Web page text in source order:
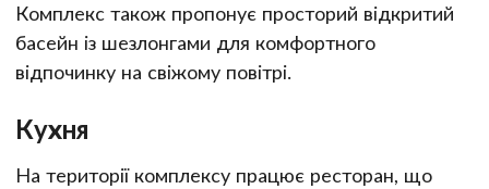
Комплекс також пропонує просторий відкритий
басейн із шезлонгами для комфортного
відпочинку на свіжому повітрі.
Кухня
На території комплексу працює ресторан, що